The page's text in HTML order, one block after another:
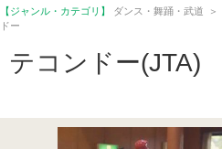
【ジャンル・カテゴリ】 ダンス・舞踊・武道
ドー
テコンドー(JTA)